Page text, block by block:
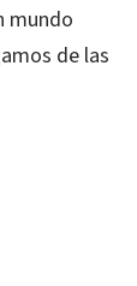
mundo
de las